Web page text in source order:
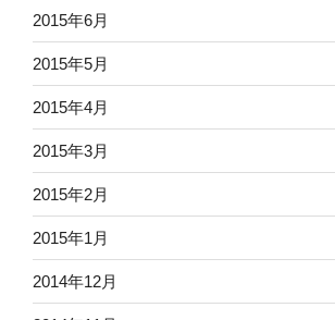
2015年6月
2015年5月
2015年4月
2015年3月
2015年2月
2015年1月
2014年12月